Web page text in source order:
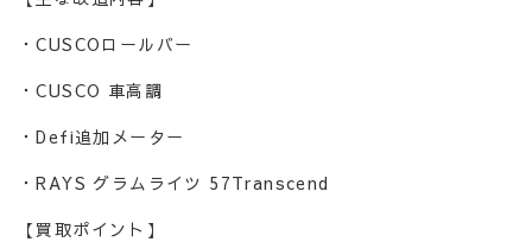
・CUSCOロールバー
・CUSCO 車高調
・Defi追加メーター
・RAYS グラムライツ 57Transcend
【買取ポイント】